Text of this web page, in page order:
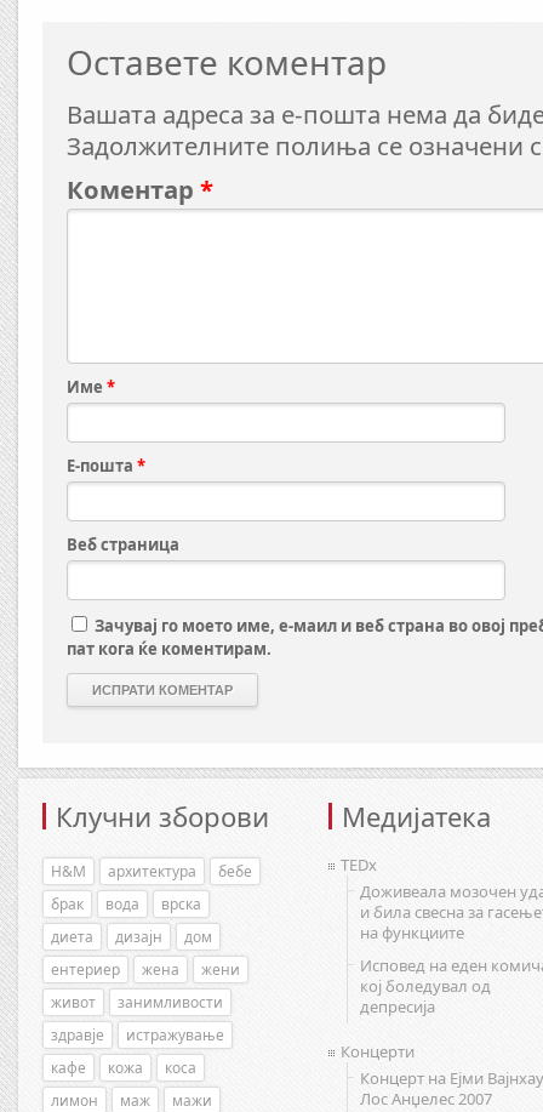
Оставете коментар
Вашата адреса за е-пошта нема да
Задолжителните полиња се означени
Коментар *
Име *
Е-пошта *
Веб страница
Зачувај го моето име, е-маил и веб страна во овој
пат кога ќе коментирам.
Клучни зборови
H&M архитектура
бебе
брак
вода
врска
диета
дизајн
дом
ентериер
жена
жени
живот
занимливости
здравје
истражување
кафе
кожа
коса
лимон
маж
мажи
Медијатека
TEDx
Доживеала мозочен
и била свесна за
на функциите
Исповед на еден
кој боледувал од
депресија
Концерти
Концерт на Ејми
Лос Анџелес 2007